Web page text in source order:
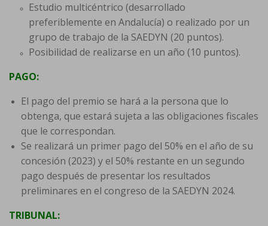
Estudio multicéntrico (desarrollado
preferiblemente en Andalucía) o realizado por un
grupo de trabajo de la SAEDYN (20 puntos).
Posibilidad de realizarse en un año (10 puntos).
PAGO:
El pago del premio se hará a la persona que lo
obtenga, que estará sujeta a las obligaciones fiscales
que le correspondan.
Se realizará un primer pago del 50% en el año de su
concesión (2023) y el 50% restante en un segundo
pago después de presentar los resultados
preliminares en el congreso de la SAEDYN 2024.
TRIBUNAL: